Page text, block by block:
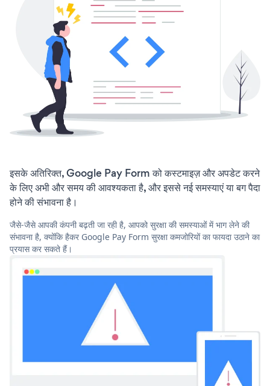
इसके अतिरिक्त, Google Pay Form को कस्टमाइज़ और अपडेट करने
के लिए अभी और समय की आवश्यकता है, और इससे नई समस्याएं या बग पैदा
होने की संभावना है।
जैसे-जैसे आपकी कंपनी बढ़ती जा रही है, आपको सुरक्षा की समस्याओं में भाग लेने की
संभावना है, क्योंकि हैकर Google Pay Form सुरक्षा कमजोरियों का फायदा उठाने का
प्रयास कर सकते हैं।